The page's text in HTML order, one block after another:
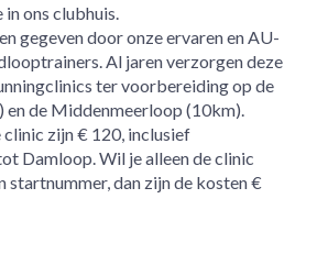
ons clubhuis.
gegeven door onze ervaren en AU-
Al jaren verzorgen deze
ter voorbereiding op de
en de Middenmeerloop (10km).
clinic zijn € 120, inclusief
Damloop. Wil je alleen de clinic
startnummer, dan zijn de kosten €